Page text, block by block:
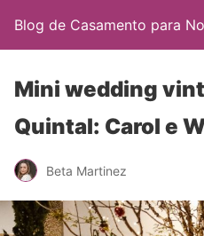
Blog de Casamento para
Mini wedding
Quintal: Carol e
Beta Martinez